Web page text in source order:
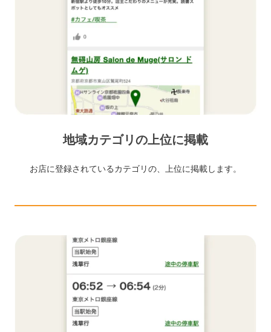
地域カテゴリの上位に掲載
お店に登録されているカテゴリの、上位に掲載します。